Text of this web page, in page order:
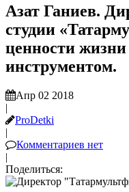
Азат Ганиев.
студии
ценности
инструментом.
Апр 02 2018
|
ProDetki
|
Комментариев нет
|
Поделиться: